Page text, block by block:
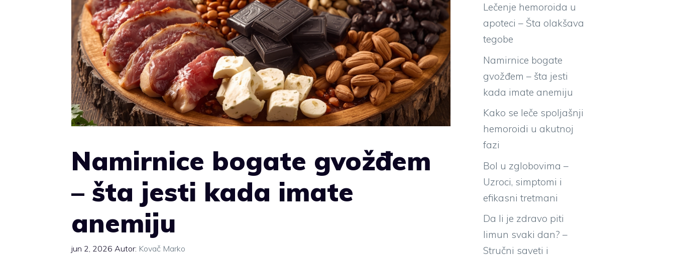
Namirnice bogate gvožđem
– šta jesti kada imate
anemiju
jun 2, 2026 Autor: Kovač Marko
Lečenje hemoroida u
apoteci – Šta olakšava
tegobe
Namirnice bogate
gvožđem – šta jesti
kada imate anemiju
Kako se leče spoljašnji
hemoroidi u akutnoj
fazi
Bol u zglobovima –
Uzroci, simptomi i
efikasni tretmani
Da li je zdravo piti
limun svaki dan? –
Stručni saveti i